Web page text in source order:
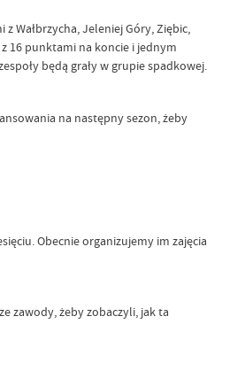
Wałbrzycha, Jeleniej Góry, Ziębic,
16 punktami na koncie i jednym
będą grały w grupie spadkowej.
na następny sezon, żeby
Obecnie organizujemy im zajęcia
zawody, żeby zobaczyli, jak ta